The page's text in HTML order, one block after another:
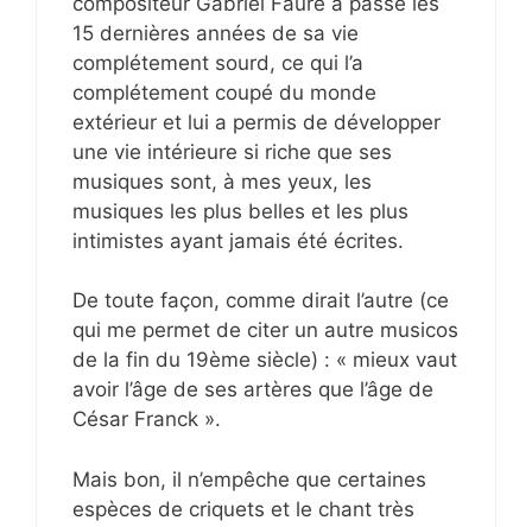
15 dernières années de sa vie
complétement sourd, ce qui l’a
complétement coupé du monde
extérieur et lui a permis de développer
une vie intérieure si riche que ses
musiques sont, à mes yeux, les
musiques les plus belles et les plus
intimistes ayant jamais été écrites.
De toute façon, comme dirait l’autre (ce
qui me permet de citer un autre musicos
de la fin du 19ème siècle) : « mieux vaut
avoir l’âge de ses artères que l’âge de
César Franck ».
Mais bon, il n’empêche que certaines
espèces de criquets et le chant très